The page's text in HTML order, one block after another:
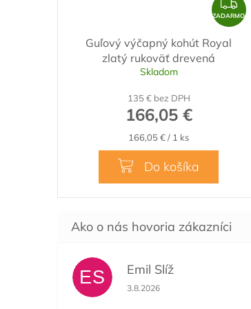
A
ZADARMO
Guľový výčapný kohút Royal
zlatý rukoväť drevená
Skladom
135 € bez DPH
166,05 €
Jednotková
cena:
166,05 € / 1 ks
Do košíka
ES Emil Slíž
Hodnotenie obchodu je 5 z 5
3.8.2026